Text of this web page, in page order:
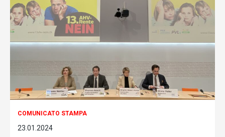
COMUNICATO STAMPA
23.01.2024